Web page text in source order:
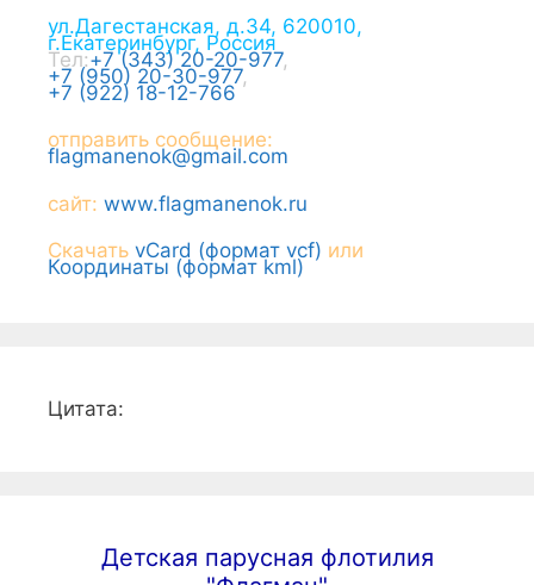
ул.Дагестанская, д.34, 620010,
г.Екатеринбург, Россия
Тел:+7 (343) 20-20-977,
+7 (950) 20-30-977,
+7 (922) 18-12-766
отправить сообщение:
flagmanenok@gmail.com
сайт: www.flagmanenok.ru
Скачать vCard (формат vcf) или
Координаты (формат kml)
Цитата:
Детская парусная флотилия